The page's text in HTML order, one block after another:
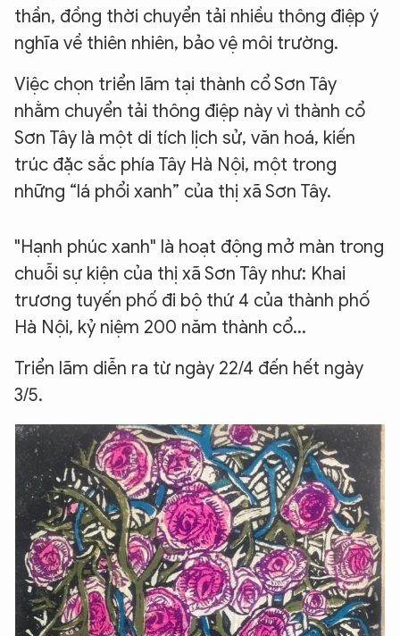
thần, đồng thời chuyển tải nhiều thông điệp ý
nghĩa về thiên nhiên, bảo vệ môi trường.
Việc chọn triển lãm tại thành cổ Sơn Tây
nhằm chuyển tải thông điệp này vì thành cổ
Sơn Tây là một di tích lịch sử, văn hoá, kiến
trúc đặc sắc phía Tây Hà Nội, một trong
những “lá phổi xanh” của thị xã Sơn Tây.
"Hạnh phúc xanh" là hoạt động mở màn trong
chuỗi sự kiện của thị xã Sơn Tây như: Khai
trương tuyến phố đi bộ thứ 4 của thành phố
Hà Nội, kỷ niệm 200 năm thành cổ...
Triển lãm diễn ra từ ngày 22/4 đến hết ngày
3/5.